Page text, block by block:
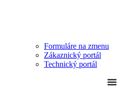
Formuláre na zmenu
Zákaznický portál
Technický portál